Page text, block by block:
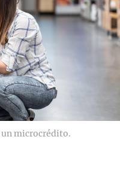
un microcrédito.